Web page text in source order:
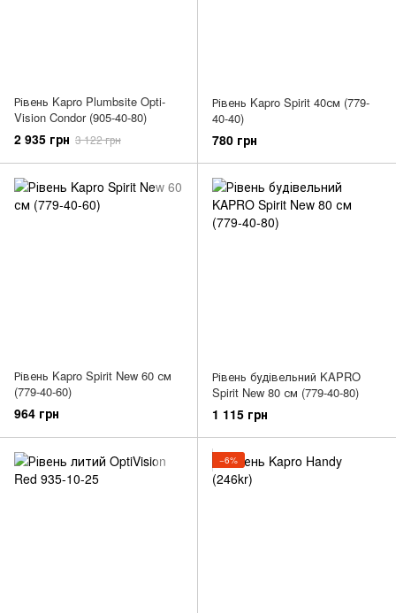
Рівень Kapro Plumbsite Opti-
Vision Condor (905-40-80)
2 935 грн 3 122 грн
Рівень Kapro Spirit 40см (779-
40-40)
780 грн
Рівень Kapro Spirit New 60 см
(779-40-60)
964 грн
Рівень будівельний KAPRO
Spirit New 80 см (779-40-80)
1 115 грн
−6%